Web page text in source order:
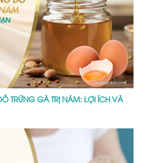
TRỨNG GÀ TRỊ NÁM: LỢI ÍCH VÀ